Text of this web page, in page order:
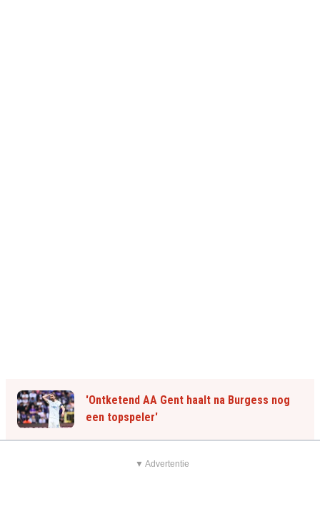
'Ontketend AA Gent haalt na Burgess nog
een topspeler'
▼ Advertentie